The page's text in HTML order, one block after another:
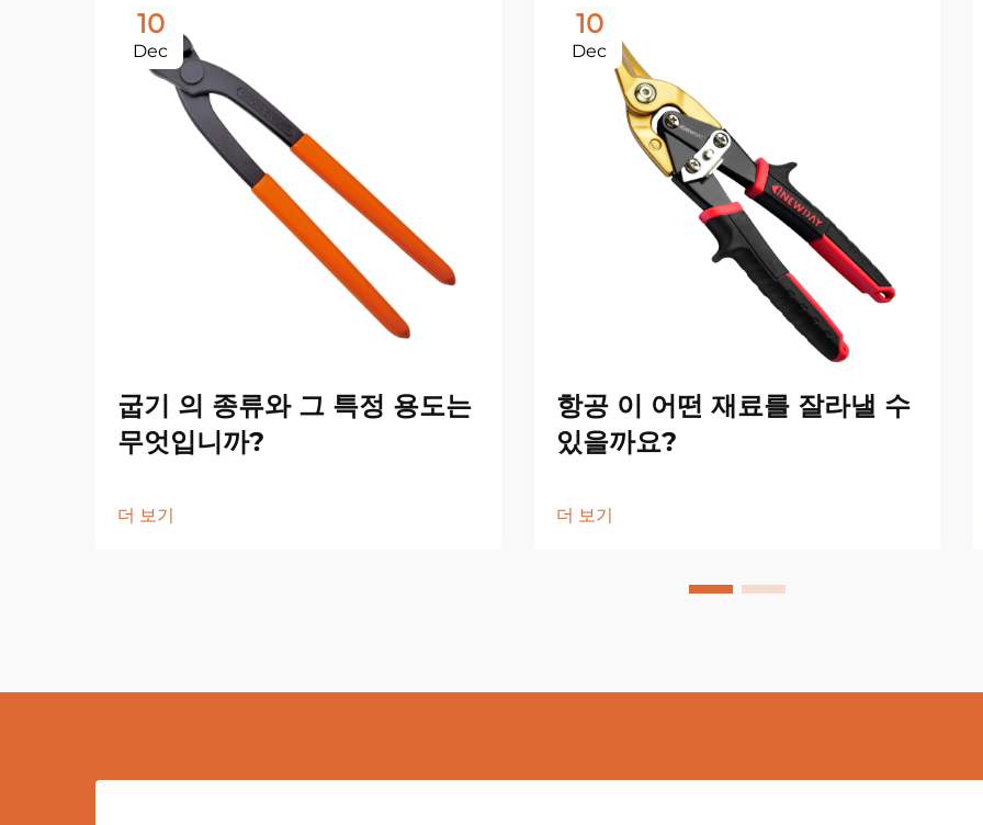
10
Dec
굽기 의 종류와 그 특정 용도는
무엇입니까?
더 보기
10
Dec
항공 이 어떤 재료를 잘라낼 수
있을까요?
더 보기